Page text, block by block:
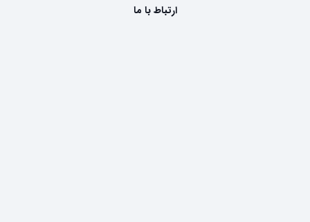
ارتباط با ما